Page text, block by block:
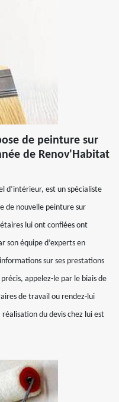
de peinture sur
de Renov'Habitat
d’intérieur, est un spécialiste
de nouvelle peinture sur
lui ont confiées ont
son équipe d’experts en
sur ses prestations
appelez-le par le biais de
de travail ou rendez-lui
du devis chez lui est